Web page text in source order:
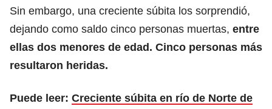
Sin embargo, una creciente súbita los sorprendió,
dejando como saldo cinco personas muertas, entre
ellas dos menores de edad. Cinco personas más
resultaron heridas.
Puede leer: Creciente súbita en río de Norte de